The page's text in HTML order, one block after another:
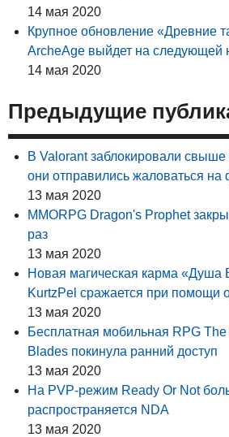
14 мая 2020
Крупное обновление «Древние
ArcheAge выйдет на следующей
14 мая 2020
Предыдущие
В Valorant заблокировали свыше
они отправились жаловаться
13 мая 2020
MMORPG Dragon's Prophet
раз
13 мая 2020
Новая магическая карма «Душа
KurtzPel сражается при помощи
13 мая 2020
Бесплатная мобильная RPG
Blades покинула ранний доступ
13 мая 2020
На PVP-режим Ready Or Not
распространяется NDA
13 мая 2020